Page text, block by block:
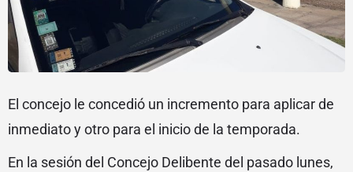
El concejo le concedió un incremento para aplicar de
inmediato y otro para el inicio de la temporada.
En la sesión del Concejo Delibente del pasado lunes,